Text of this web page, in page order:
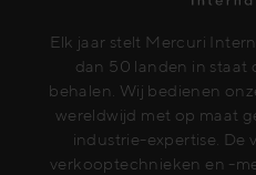
Elk jaar stelt Mercuri
dan 50 landen in staat
behalen. Wij bedienen
wereldwijd met op maat
industrie-expertise. De
verkooptechnieken en -